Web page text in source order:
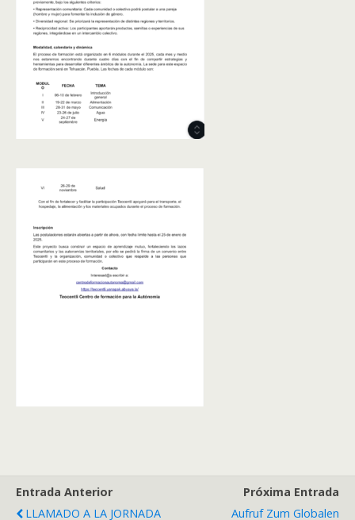
Entrada Anterior
LLAMADO A LA JORNADA
Próxima Entrada
Aufruf Zum Globalen